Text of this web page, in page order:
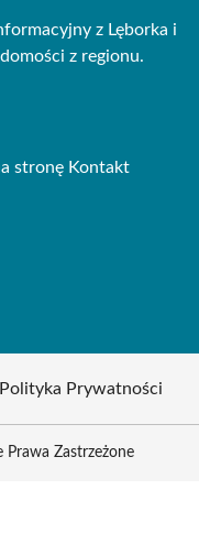
z Lęborka i
z regionu.
stronę Kontakt
Polityka Prywatności
Zastrzeżone